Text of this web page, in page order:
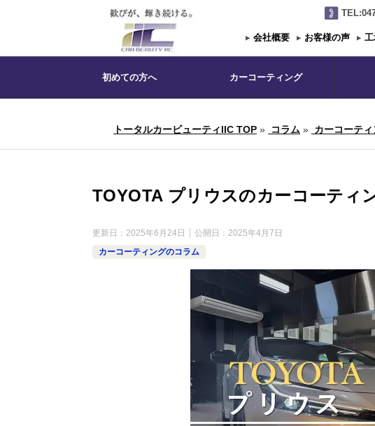
▸ 会社概要 ▸ お客様の声 ▸
初めての方へ カーコーティング
トータルカービューティIIC TOP » コラム » カーコーテ
TOYOTA プリウスのカーコーティ
更新日： 2025年6月24日 公開日： 2025年4月7日
カーコーティングのコラム